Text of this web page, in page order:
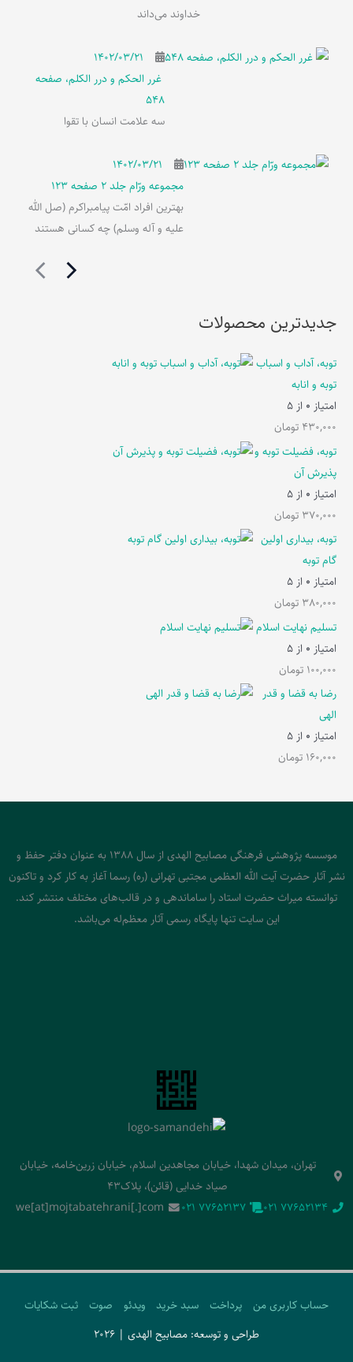
خداوند می‌داند
۱۴۰۲/۰۳/۲۱
غرر الحکم و درر الکلم، صفحه
548
سه علامت انسان با تقوا
۱۴۰۲/۰۳/۲۱
مجموعه ورّام جلد 2 صفحه 123
بهترین افراد امّت پیامبراکرم (صل الله
علیه و آله وسلم) چه کسانی هستند
جدیدترین محصولات
توبه، آداب و اسباب
توبه و انابه
امتیاز 0 از 5
430,000 تومان
توبه، فضیلت توبه و
پذیرش آن
امتیاز 0 از 5
370,000 تومان
توبه، بیداری اولین
گام توبه
امتیاز 0 از 5
380,000 تومان
تسلیم نهایت اسلام
امتیاز 0 از 5
100,000 تومان
رضا به قضا و قدر
الهی
امتیاز 0 از 5
160,000 تومان
موسسه پژوهشی فرهنگی مصابیح الهدی از سال 1388 به عنوان دفتر حفظ و
نشر آثار حضرت آیت الله العظمی مجتبی تهرانی (ره) رسما آغاز به کار کرد و تاکنون
توانسته میراث حضرت استاد را ساماندهی و در قالب‌های مختلف منتشر کند.
این سایت تنها پایگاه رسمی آثار معظم‌له می‌باشد.
تهران، میدان شهدا، خیابان مجاهدین اسلام، خیابان زرین‌خامه، خیابان
صیاد خدایی (قائن)، پلاک43
‭021 77652134‬
‭021 77652137‬
we[at]mojtabatehrani[.]com
حساب کاربری من پرداخت سبد خرید ویدئو صوت
ثبت شکایات
طراحی و توسعه: مصابیح الهدی | 2026